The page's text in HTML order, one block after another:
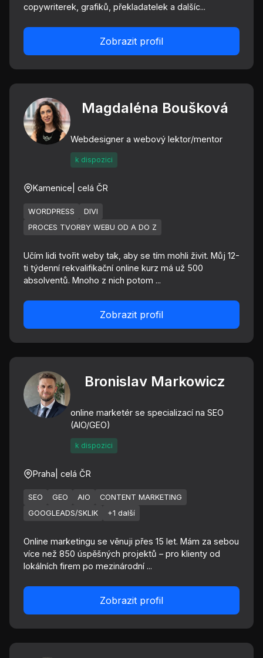
copywriterek, grafiků, překladatelek a dalšíc...
Zobrazit profil
Magdaléna Boušková
Webdesigner a webový lektor/mentor
k dispozici
Kamenice | celá ČR
WORDPRESS
DIVI
PROCES TVORBY WEBU OD A DO Z
Učím lidi tvořit weby tak, aby se tím mohli živit. Můj 12-
ti týdenní rekvalifikační online kurz má už 500
absolventů. Mnoho z nich potom ...
Zobrazit profil
Bronislav Markowicz
online marketér se specializací na SEO
(AIO/GEO)
k dispozici
Praha | celá ČR
SEO GEO AIO
CONTENT MARKETING
GOOGLEADS/SKLIK
+1 další
Online marketingu se věnuji přes 15 let. Mám za sebou
více než 850 úspěšných projektů – pro klienty od
lokálních firem po mezinárodní ...
Zobrazit profil